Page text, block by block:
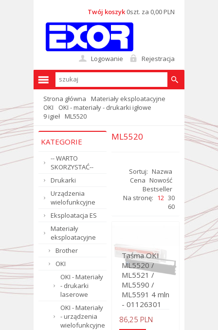
Logowanie Rejestracja
Twój koszyk 0szt. za 0,00 PLN
Strona główna
Materiały eksploatacyjne
OKI
OKI - materiały - drukarki igłowe
9 igieł ML5520
KATEGORIE
-- WARTO
SKORZYSTAĆ--
Drukarki
Urządzenia
wielofunkcyjne
Eksploatacja ES
Materiały
eksploatacyjne
Brother
OKI
OKI - Materiały
- drukarki
laserowe
OKI - Materiały
- urządzenia
wielofunkcyjne
ML5520
Sortuj: Nazwa
Cena Nowość
Bestseller
Na stronę: 12 30
60
Taśma OKI
ML5520 /
ML5521 /
ML5590 /
ML5591 4 mln
- 01126301
86,25 PLN